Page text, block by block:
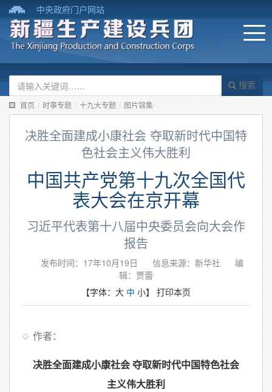
中央政府门户网站
搜索
首页 / 时事专题 / 十九大专题 / 图片锦集
决胜全面建成小康社会 夺取新时代中国特
色社会主义伟大胜利
中国共产党第十九次全国代
表大会在京开幕
习近平代表第十八届中央委员会向大会作
报告
发布时间：17年10月19日 信息来源：新华社
编
辑：贾蕾
【字体： 大 中 小】 打印本页
作者：
决胜全面建成小康社会 夺取新时代中国特色社会
主义伟大胜利